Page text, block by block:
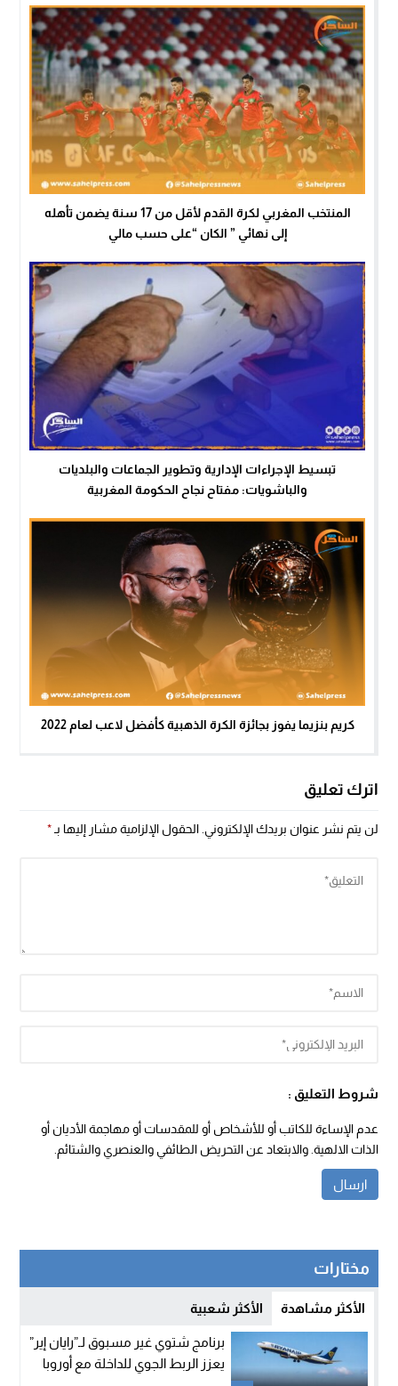
المنتخب المغربي لكرة القدم لأقل من 17 سنة يضمن تأهله
إلى نهائي ” الكان “على حسب مالي
تبسيط الإجراءات الإدارية وتطوير الجماعات والبلديات
والباشويات: مفتاح نجاح الحكومة المغربية
كريم بنزيما يفوز بجائزة الكرة الذهبية كأفضل لاعب لعام 2022
اترك تعليق
لن يتم نشر عنوان بريدك الإلكتروني. الحقول الإلزامية مشار إليها بـ*
شروط التعليق :
عدم الإساءة للكاتب أو للأشخاص أو للمقدسات أو مهاجمة الأديان أو
الذات الالهية. والابتعاد عن التحريض الطائفي والعنصري والشتائم.
مختارات
الأكثر مشاهدة الأكثر شعبية
برنامج شتوي غير مسبوق لـ”رايان إير”
يعزز الربط الجوي للداخلة مع أوروبا